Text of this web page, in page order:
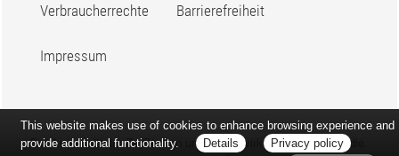
Verbraucherrechte Barrierefreiheit
Impressum
Bei Arzneimitteln: Zu Risiken und Nebenwirkungen lesen Sie die
This website makes use of cookies to enhance browsing experience and
provide additional functionality.
Details
Privacy policy